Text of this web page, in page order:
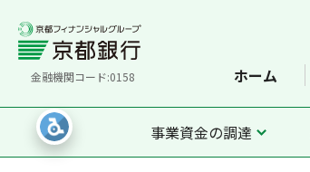
金融機関コード:0158 ホーム
事業資金の調達